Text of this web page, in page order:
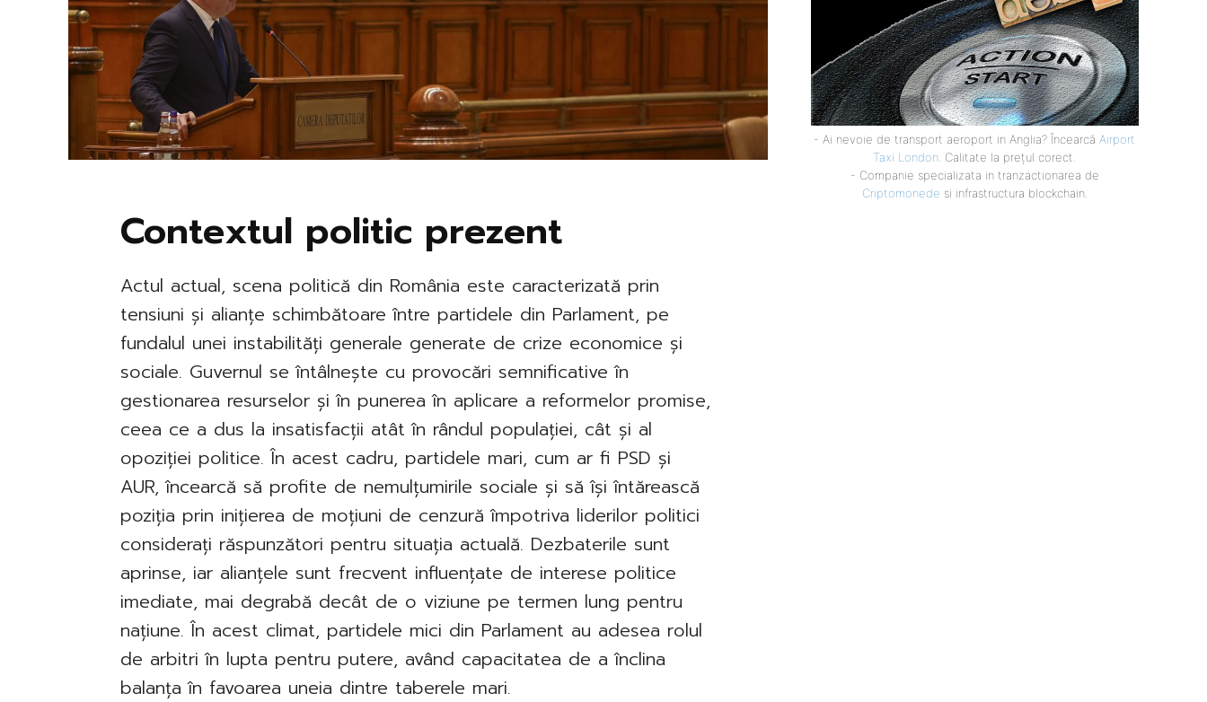
Contextul politic prezent
Actul actual, scena politică din România este caracterizată prin
tensiuni și alianțe schimbătoare între partidele din Parlament, pe
fundalul unei instabilități generale generate de crize economice și
sociale. Guvernul se întâlnește cu provocări semnificative în
gestionarea resurselor și în punerea în aplicare a reformelor promise,
ceea ce a dus la insatisfacții atât în rândul populației, cât și al
opoziției politice. În acest cadru, partidele mari, cum ar fi PSD și
AUR, încearcă să profite de nemulțumirile sociale și să își întărească
poziția prin inițierea de moțiuni de cenzură împotriva liderilor politici
considerați răspunzători pentru situația actuală. Dezbaterile sunt
aprinse, iar alianțele sunt frecvent influențate de interese politice
imediate, mai degrabă decât de o viziune pe termen lung pentru
națiune. În acest climat, partidele mici din Parlament au adesea rolul
de arbitri în lupta pentru putere, având capacitatea de a înclina
balanța în favoarea uneia dintre taberele mari.
- Ai nevoie de transport aeroport in Anglia? Încearcă Airport
Taxi London . Calitate la prețul corect.
- Companie specializata in tranzactionarea de
Criptomonede si infrastructura blockchain.